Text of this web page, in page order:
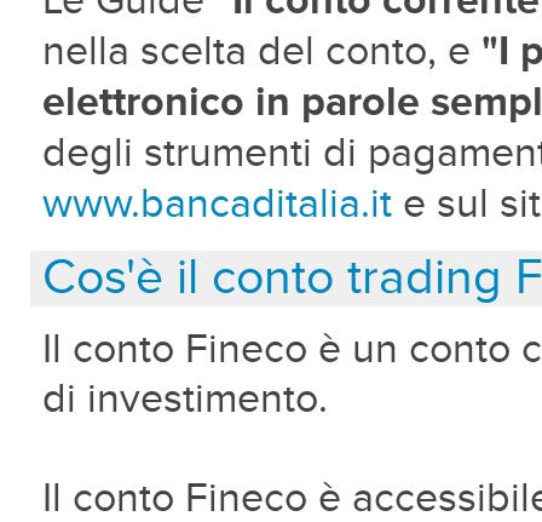
nella scelta del conto, e "I
elettronico in parole
degli strumenti di
www.bancaditalia.it e sul
Cos'è il conto trading
Il conto Fineco è un conto
di investimento.
Il conto Fineco è